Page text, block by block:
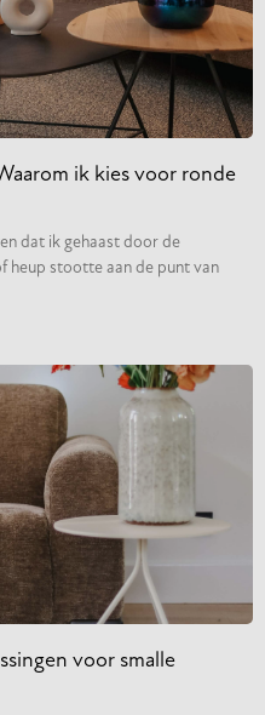
ik kies voor ronde
dat ik gehaast door de
heup stootte aan de punt van
voor smalle